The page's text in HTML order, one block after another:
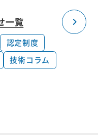
認定制度
技術コラム
一覧